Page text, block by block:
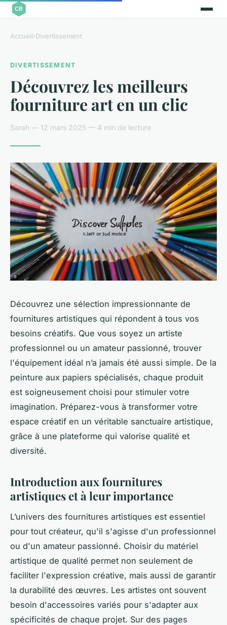
Accueil›Divertissement
DIVERTISSEMENT
Découvrez les meilleurs
fourniture art en un clic
Sarah — 12 mars 2025 — 4 min de lecture
Découvrez une sélection impressionnante de
fournitures artistiques qui répondent à tous vos
besoins créatifs. Que vous soyez un artiste
professionnel ou un amateur passionné, trouver
l'équipement idéal n’a jamais été aussi simple. De la
peinture aux papiers spécialisés, chaque produit
est soigneusement choisi pour stimuler votre
imagination. Préparez-vous à transformer votre
espace créatif en un véritable sanctuaire artistique,
grâce à une plateforme qui valorise qualité et
diversité.
Introduction aux fournitures
artistiques et à leur importance
L’univers des fournitures artistiques est essentiel
pour tout créateur, qu'il s'agisse d'un professionnel
ou d'un amateur passionné. Choisir du matériel
artistique de qualité permet non seulement de
faciliter l'expression créative, mais aussi de garantir
la durabilité des œuvres. Les artistes ont souvent
besoin d'accessoires variés pour s'adapter aux
spécificités de chaque projet. Sur des pages